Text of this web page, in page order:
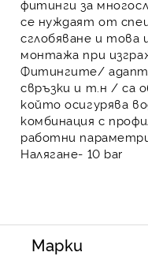
фитинги за
се нуждаят от
сглобяване и това
монтажа при
Фитингите/
свръзки и т.н / са
който осигурява
комбинация с
работни
Налягане- 10 bar
Марки